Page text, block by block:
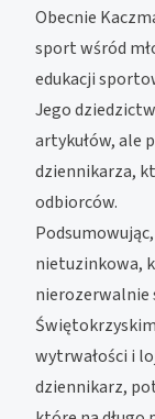
Obecnie
sport wśród
edukacji
Jego
artykułów, ale
dziennikarza,
odbiorców.
nietuzinkowa,
nierozerwalnie
wytrwałości i
dziennikarz,